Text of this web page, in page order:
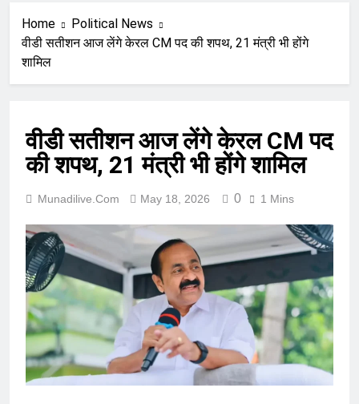
Home
Political News
वीडी सतीशन आज लेंगे केरल CM पद की शपथ, 21 मंत्री भी होंगे
शामिल
वीडी सतीशन आज लेंगे केरल CM पद
की शपथ, 21 मंत्री भी होंगे शामिल
Munadilive.com May 18, 2026 0 1 Mins